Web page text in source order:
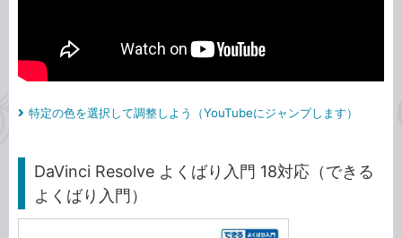
特定の色を選択して調整しよう（YouTubeにジャンプします）
DaVinci Resolve よくばり入門 18対応（できる
よくばり入門）